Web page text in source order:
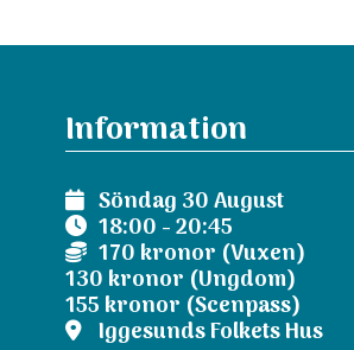
Information
Söndag 30 August
18:00 - 20:45
170 kronor (Vuxen)
130 kronor (Ungdom)
155 kronor (Scenpass)
Iggesunds Folkets Hus